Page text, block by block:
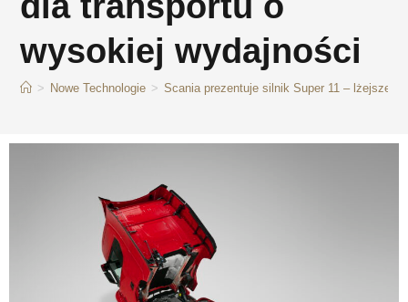
wysokiej wydajności
> Nowe Technologie > Scania prezentuje silnik Super 11 – lżejsze,